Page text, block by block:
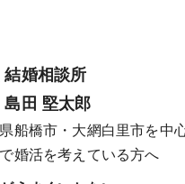
結婚相談所
田 堅太郎
県船橋市・大網白里市を中
婚活を考えている方へ